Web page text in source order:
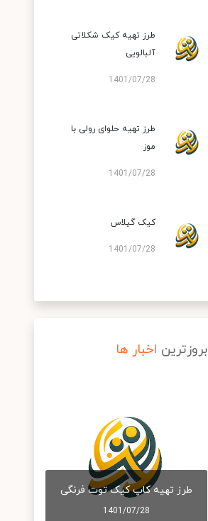
طرز تهیه کیک شکلاتی
آلبالویی
1401/07/28
طرز تهیه حلوای رولی با
موز
1401/07/28
کیک گیلاس
1401/07/28
بروزترین اخبار ها
طرز تهیه کاپ کیک توت فرنگی
1401/07/28